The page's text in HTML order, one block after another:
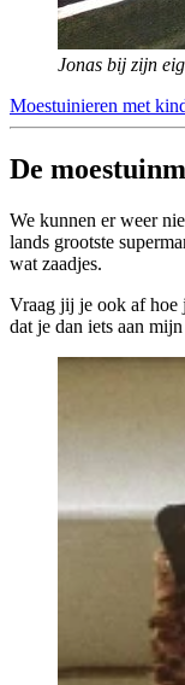
Jonas bij zijn
Moestuinieren met
De
We kunnen er weer
lands grootste
wat zaadjes.
Vraag jij je ook af hoe
dat je dan iets aan